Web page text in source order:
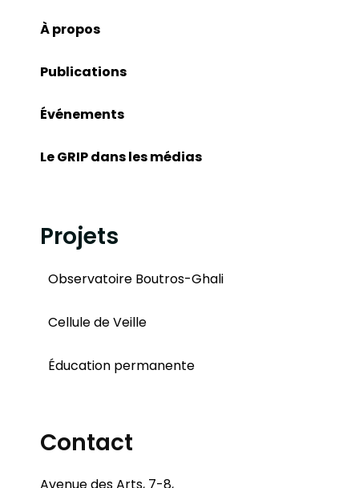
À propos
Publications
Événements
Le GRIP dans les médias
Projets
Observatoire Boutros-Ghali
Cellule de Veille
Éducation permanente
Contact